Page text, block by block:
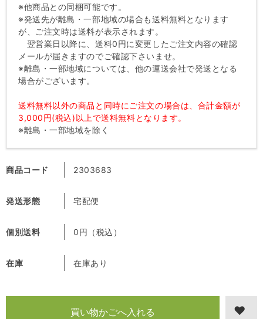
商品コード 2303683
発送形態 宅配便
個別送料 0円（税込）
在庫 在庫あり
※他商品との同梱可能です。
※発送先が離島・一部地域の場合も送料無料となります
が、ご注文時は送料が表示されます。
翌営業日以降に、送料0円に変更したご注文内容の確認
メールが届きますのでご確認下さいませ。
※離島・一部地域については、他の運送会社で発送となる
場合がございます。
送料無料以外の商品と同時にご注文の場合は、合計金額が
3,000円(税込)以上で送料無料となります。
※離島・一部地域を除く